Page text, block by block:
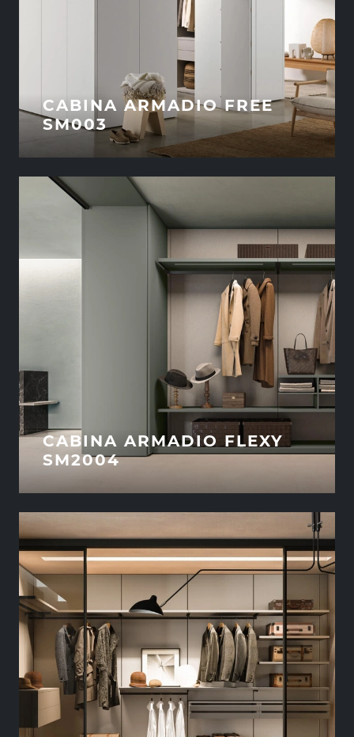
CABINA ARMADIO FREE
SM003
CABINA ARMADIO FLEXY
SM2004